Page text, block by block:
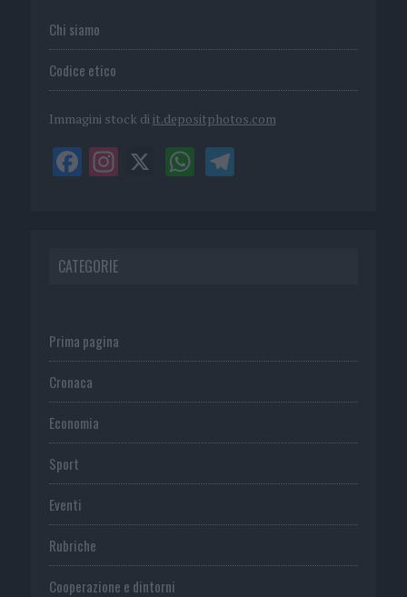
Chi siamo
Codice etico
Immagini stock di it.depositphotos.com
CATEGORIE
Prima pagina
Cronaca
Economia
Sport
Eventi
Rubriche
Cooperazione e dintorni